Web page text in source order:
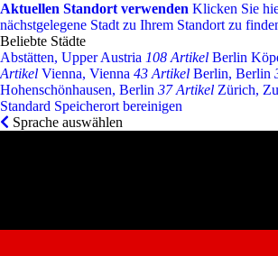
Aktuellen Standort verwenden Klicken Sie
nächstgelegene Stadt zu Ihrem Standort zu
Beliebte Städte
Abstätten, Upper Austria 108 Artikel Berlin
Artikel Vienna, Vienna 43 Artikel Berlin, Berlin
Hohenschönhausen, Berlin 37 Artikel Zürich,
Standard Speicherort bereinigen
Sprache auswählen